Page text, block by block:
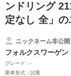
ンドリング
定なし 全」
ニックネーム非公開
フォルクスワーゲ
グレード：-
乗車形式：試乗